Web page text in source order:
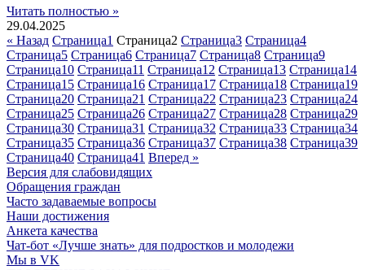
Читать полностью »
29.04.2025
« Назад Страница1 Страница2 Страница3 Страница4
Страница5 Страница6 Страница7 Страница8 Страница9
Страница10 Страница11 Страница12 Страница13 Страница14
Страница15 Страница16 Страница17 Страница18 Страница19
Страница20 Страница21 Страница22 Страница23 Страница24
Страница25 Страница26 Страница27 Страница28 Страница29
Страница30 Страница31 Страница32 Страница33 Страница34
Страница35 Страница36 Страница37 Страница38 Страница39
Страница40 Страница41 Вперед »
Версия для слабовидящих
Обращения граждан
Часто задаваемые вопросы
Наши достижения
Анкета качества
Чат-бот «Лучше знать» для подростков и молодежи
Мы в VK